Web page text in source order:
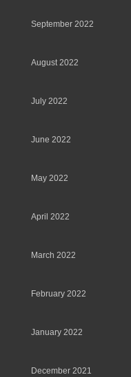
September 2022
August 2022
July 2022
June 2022
May 2022
April 2022
March 2022
February 2022
January 2022
December 2021